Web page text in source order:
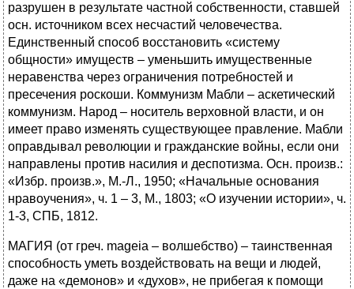
разрушен в результате частной собственности, ставшей
осн. источником всех несчастий человечества.
Единственный способ восстановить «систему
общности» имуществ – уменьшить имущественные
неравенства через ограничения потребностей и
пресечения роскоши. Коммунизм Мабли – аскетический
коммунизм. Народ – носитель верховной власти, и он
имеет право изменять существующее правление. Мабли
оправдывал революции и гражданские войны, если они
направлены против насилия и деспотизма. Осн. произв.:
«Избр. произв.», М.-Л., 1950; «Начальные основания
нравоучения», ч. 1 – 3, М., 1803; «О изучении истории», ч.
1-3, СПБ, 1812.
МАГИЯ (от греч. mageia – волшебство) – таинственная
способность уметь воздействовать на вещи и людей,
даже на «демонов» и «духов», не прибегая к помощи